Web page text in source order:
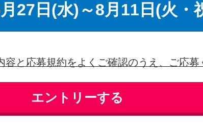
27日(水)～8月11日(火・
と応募規約をよくご確認のうえ、ご応募
エントリーする